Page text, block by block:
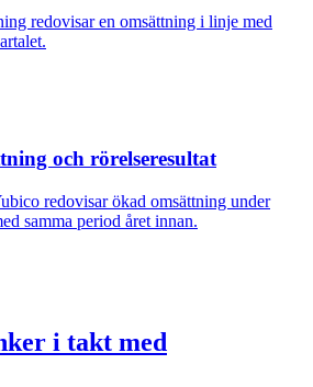
redovisar en omsättning i linje med
och rörelseresultat
redovisar ökad omsättning under
samma period året innan.
i takt med